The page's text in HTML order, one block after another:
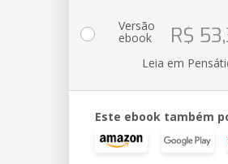
Versão
ebook R$
Leia em
Este ebook também